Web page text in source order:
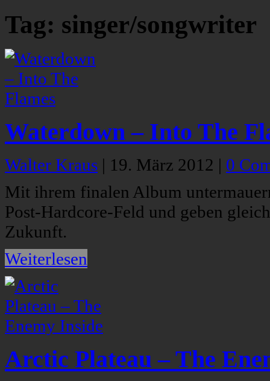
Tag: singer/songwriter
Waterdown – Into The
Walter Kraus | 19. März 2012 | 0
Mit ihrem finalen Album
Post-Hardcore-Feld und geben
Zukunft.
Weiterlesen
Arctic Plateau – The